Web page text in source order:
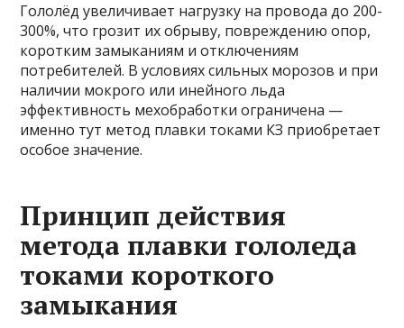
Гололёд увеличивает нагрузку на провода до 200-
300%, что грозит их обрыву, повреждению опор,
коротким замыканиям и отключениям
потребителей. В условиях сильных морозов и при
наличии мокрого или инейного льда
эффективность мехобработки ограничена —
именно тут метод плавки токами КЗ приобретает
особое значение.
Принцип действия
метода плавки гололеда
токами короткого
замыкания